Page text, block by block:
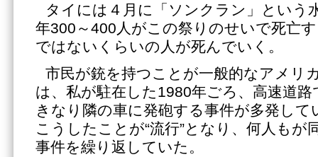
タイには４月に「ソンクラン」という
年300～400人がこの祭りのせいで死亡
ではないくらいの人が死んでいく。
市民が銃を持つことが一般的なアメリ
は、私が駐在した1980年ごろ、高速道路
きなり隣の車に発砲する事件が多発して
こうしたことが“流行”となり、何人もが
事件を繰り返していた。